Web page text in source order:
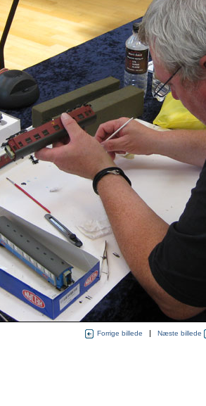
Forrige billede | Næste billede